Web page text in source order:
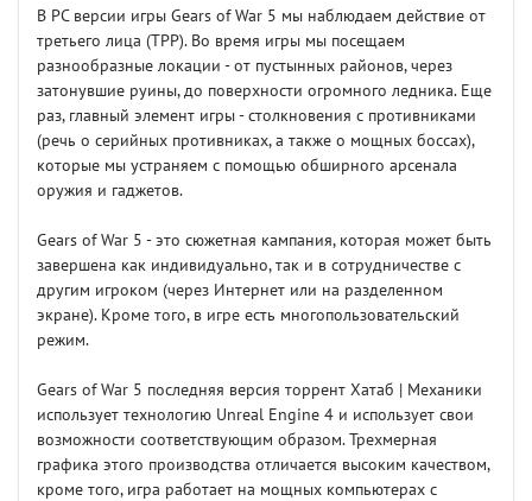
В PC версии игры Gears of War 5 мы наблюдаем действие от
третьего лица (TPP). Во время игры мы посещаем
разнообразные локации - от пустынных районов, через
затонувшие руины, до поверхности огромного ледника. Еще
раз, главный элемент игры - столкновения с противниками
(речь о серийных противниках, а также о мощных боссах),
которые мы устраняем с помощью обширного арсенала
оружия и гаджетов.
Gears of War 5 - это сюжетная кампания, которая может быть
завершена как индивидуально, так и в сотрудничестве с
другим игроком (через Интернет или на разделенном
экране). Кроме того, в игре есть многопользовательский
режим.
Gears of War 5 последняя версия торрент Хатаб | Механики
использует технологию Unreal Engine 4 и использует свои
возможности соответствующим образом. Трехмерная
графика этого производства отличается высоким качеством,
кроме того, игра работает на мощных компьютерах с